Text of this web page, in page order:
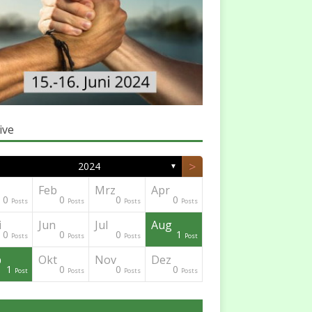
2024 ▼ >
0 Posts
Feb
0 Posts
Mrz
0 Posts
Apr
0 Posts
0 Posts
Jun
0 Posts
Jul
0 Posts
Aug
1 Post
1 Post
Okt
0 Posts
Nov
0 Posts
Dez
0 Posts